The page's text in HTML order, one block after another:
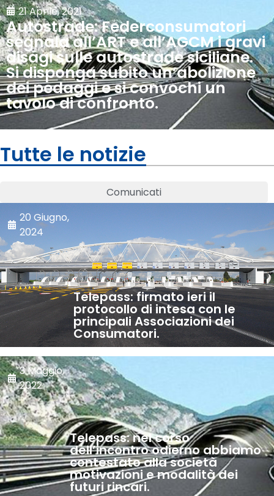
21 Aprile, 2021
Autostrade: Federconsumatori
segnala all’ART e all’AGCM i gravi
disagi sulle autostrade siciliane.
Si disponga subito un’abolizione
dei pedaggi e si convochi un
tavolo di confronto.
Tutte le notizie
Comunicati
20 Giugno,
2024
Telepass: firmato ieri il
protocollo di intesa con le
principali Associazioni dei
Consumatori.
3 Maggio,
2022
Telepass: nel corso
dell’incontro odierno abbiamo
contestato alla società
motivazioni e modalità dei
futuri rincari.